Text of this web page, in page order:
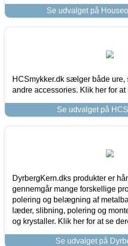
Se udvalget på
HCSmykker.dk sælger både ure,
andre accessories. Klik her for at
Se udvalget på
DyrbergKern.dks produkter er
gennemgår mange forskellige
polering og belægning af
læder, slibning, polering og
og krystaller. Klik her for at se
Se udvalget på